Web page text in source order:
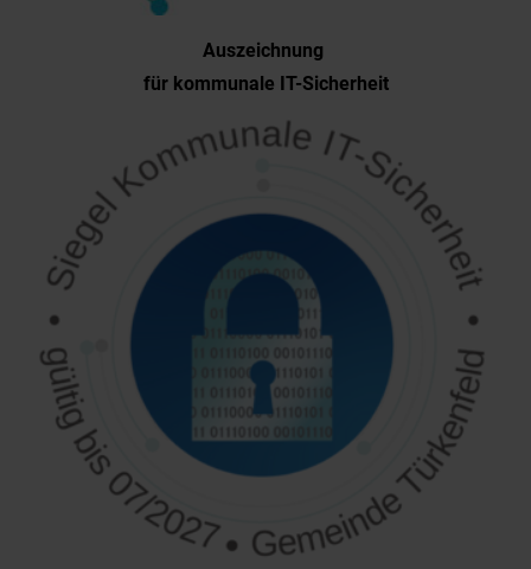
Auszeichnung
für kommunale IT-Sicherheit